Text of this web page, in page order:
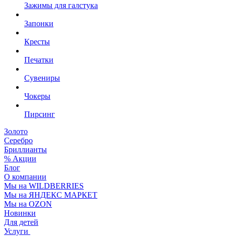
Зажимы для галстука
Запонки
Кресты
Печатки
Сувениры
Чокеры
Пирсинг
Золото
Серебро
Бриллианты
% Акции
Блог
О компании
Мы на WILDBERRIES
Мы на ЯНДЕКС МАРКЕТ
Мы на OZON
Новинки
Для детей
Услуги